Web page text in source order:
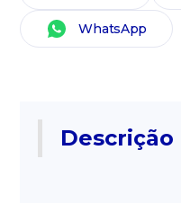
WhatsApp
Descrição